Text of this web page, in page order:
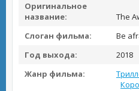
Оригинальное
название:
The
Слоган фильма:
Be
Год выхода:
2018
Жанр фильма: